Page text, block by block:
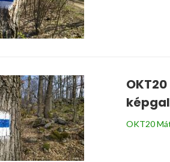
OKT20